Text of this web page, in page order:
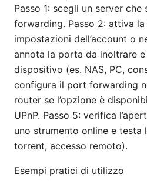
Passo 1: scegli un server
forwarding. Passo 2: attiva
impostazioni dell’account o
annota la porta da inoltrare e
dispositivo (es. NAS, PC,
configura il port forwarding
router se l’opzione è
UPnP. Passo 5: verifica
uno strumento online e testa
torrent, accesso remoto).
Esempi pratici di utilizzo